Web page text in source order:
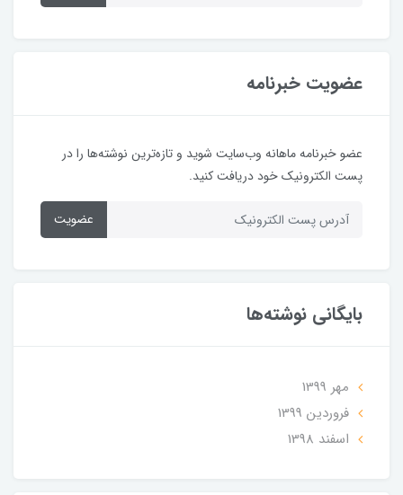
عضویت خبرنامه
عضو خبرنامه ماهانه وب‌سایت شوید و تازه‌ترین نوشته‌ها را در
پست الکترونیک خود دریافت کنید.
عضویت
بایگانی نوشته‌ها
مهر 1399
فروردین 1399
اسفند 1398